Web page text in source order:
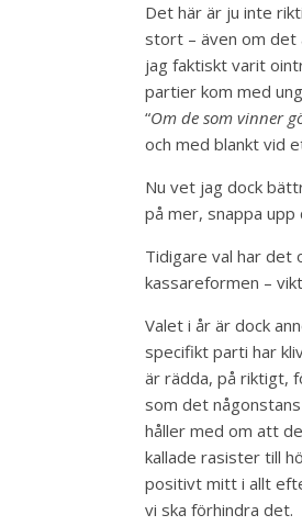
Det här är ju inte
stort – även om det
jag faktiskt varit
partier kom med
“Om de som vinner
och med blankt vid
Nu vet jag dock
på mer, snappa
Tidigare val har det
kassareformen –
Valet i år är dock
specifikt parti har
är rädda, på riktigt,
som det
håller med om att
kallade rasister till
positivt mitt i allt
vi ska förhindra det.